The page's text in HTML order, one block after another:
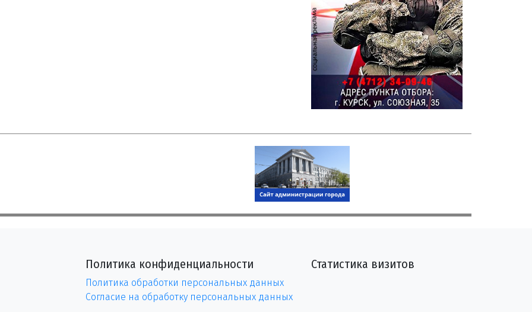
Политика конфиденциальности
Политика обработки персональных данных
Согласие на обработку персональных данных
Статистика визитов